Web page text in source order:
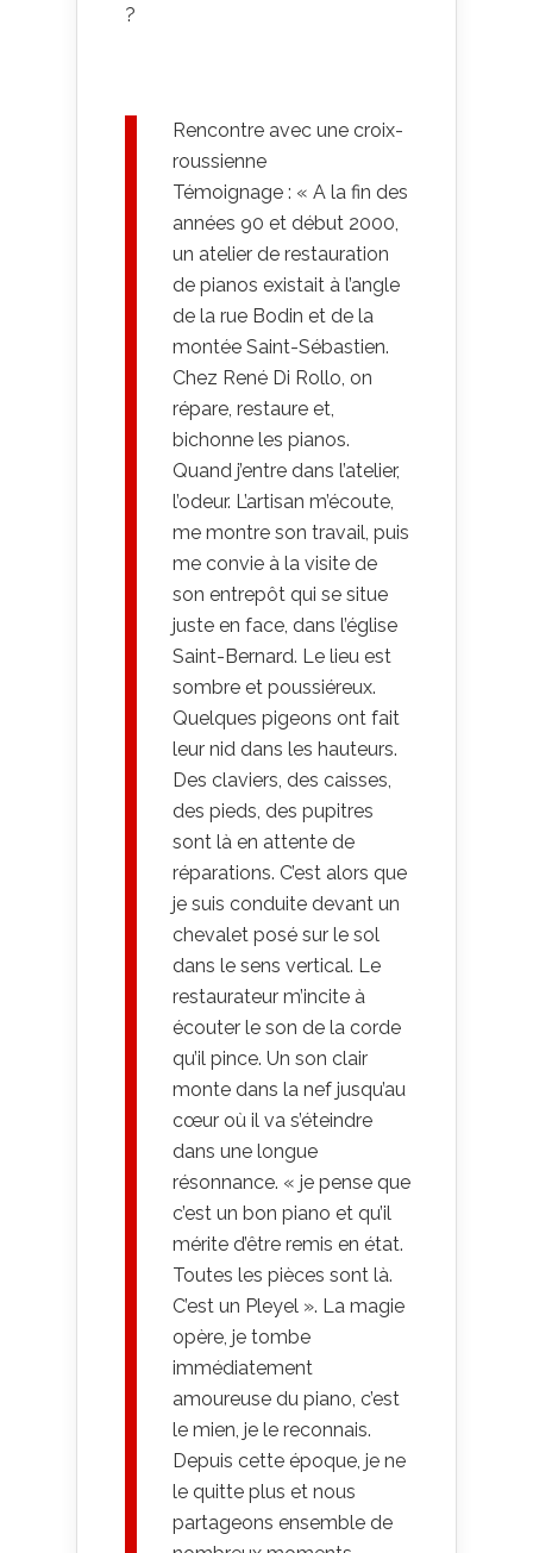
?
Rencontre avec une croix-
roussienne
Témoignage : « A la fin des
années 90 et début 2000,
un atelier de restauration
de pianos existait à l’angle
de la rue Bodin et de la
montée Saint-Sébastien.
Chez René Di Rollo, on
répare, restaure et,
bichonne les pianos.
Quand j’entre dans l’atelier,
l’odeur. L’artisan m’écoute,
me montre son travail, puis
me convie à la visite de
son entrepôt qui se situe
juste en face, dans l’église
Saint-Bernard. Le lieu est
sombre et poussiéreux.
Quelques pigeons ont fait
leur nid dans les hauteurs.
Des claviers, des caisses,
des pieds, des pupitres
sont là en attente de
réparations. C’est alors que
je suis conduite devant un
chevalet posé sur le sol
dans le sens vertical. Le
restaurateur m’incite à
écouter le son de la corde
qu’il pince. Un son clair
monte dans la nef jusqu’au
cœur où il va s’éteindre
dans une longue
résonnance. « je pense que
c’est un bon piano et qu’il
mérite d’être remis en état.
Toutes les pièces sont là.
C’est un Pleyel ». La magie
opère, je tombe
immédiatement
amoureuse du piano, c’est
le mien, je le reconnais.
Depuis cette époque, je ne
le quitte plus et nous
partageons ensemble de